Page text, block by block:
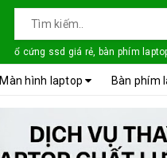
ổ cứng ssd giá rẻ, bàn phím
Màn hình laptop Bàn phím